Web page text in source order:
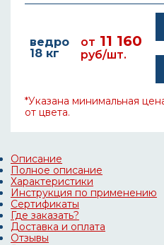
ведро
18 кг
от 11 160
руб/шт.
*Указана минимальная
от цвета.
Описание
Полное описание
Характеристики
Инструкция по применению
Сертификаты
Где заказать?
Доставка и оплата
Отзывы